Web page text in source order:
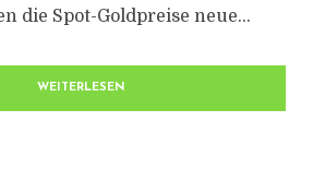
die Spot-Goldpreise neue...
WEITERLESEN